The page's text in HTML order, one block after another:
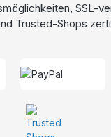
SSL-
Trusted-Shops